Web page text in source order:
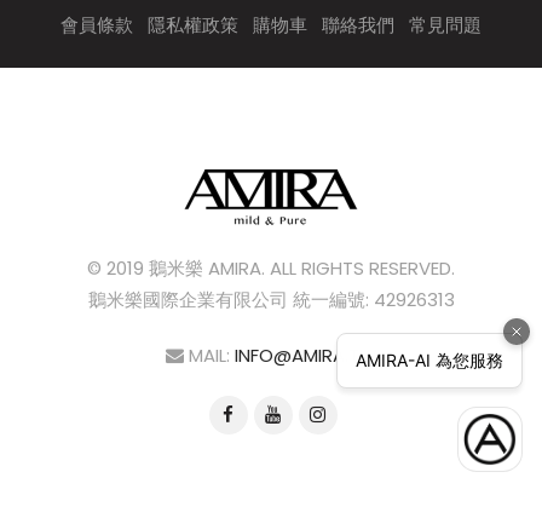
會員條款 隱私權政策 購物車 聯絡我們 常見問題
© 2019 鵝米樂 AMIRA. ALL RIGHTS RESERVED.
鵝米樂國際企業有限公司 統一編號: 42926313
MAIL: INFO@AMIRA.TW